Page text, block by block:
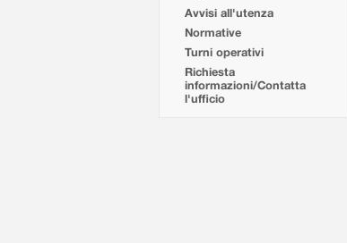
Avvisi all'utenza
Normative
Turni operativi
Richiesta
informazioni/Contatta
l'ufficio